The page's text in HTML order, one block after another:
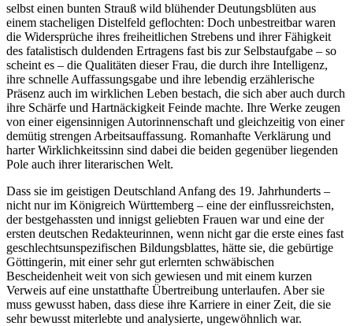
„Feuerwesen“18preis gegeben und hat damit nicht nur für sich
selbst einen bunten Strauß wild blühender Deutungsblüten aus
einem stacheligen Distelfeld geflochten: Doch unbestreitbar waren
die Widersprüche ihres freiheitlichen Strebens und ihrer Fähigkeit
des fatalistisch duldenden Ertragens fast bis zur Selbstaufgabe – so
scheint es – die Qualitäten dieser Frau, die durch ihre Intelligenz,
ihre schnelle Auffassungsgabe und ihre lebendig erzählerische
Präsenz auch im wirklichen Leben bestach, die sich aber auch durch
ihre Schärfe und Hartnäckigkeit Feinde machte. Ihre Werke zeugen
von einer eigensinnigen Autorinnenschaft und gleichzeitig von einer
demütig strengen Arbeitsauffassung. Romanhafte Verklärung und
harter Wirklichkeitssinn sind dabei die beiden gegenüber liegenden
Dass sie im geistigen Deutschland Anfang des 19. Jahrhunderts –
nicht nur im Königreich Württemberg – eine der einflussreichsten,
der bestgehassten und innigst geliebten Frauen war und eine der
ersten deutschen Redakteurinnen, wenn nicht gar die erste eines fast
geschlechtsunspezifischen Bildungsblattes, hätte sie, die gebürtige
Göttingerin, mit einer sehr gut erlernten schwäbischen
Bescheidenheit weit von sich gewiesen und mit einem kurzen
Verweis auf eine unstatthafte Übertreibung unterlaufen. Aber sie
muss gewusst haben, dass diese ihre Karriere in einer Zeit, die sie